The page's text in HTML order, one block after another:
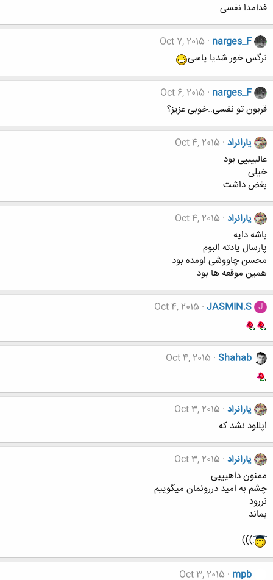
فدامدا نفسی
narges_F
Oct 7, 2015
نرگس خور شدیا یاسی
narges_F
Oct 6, 2015
قربون تو نفسی..خوبی عزیز؟
یارانراد Oct 4, 2015
عالییییی بود
خیلی
بغض داشت
یارانراد Oct 4, 2015
باشه دایه
پارسال یادته البوم
محسن چاووشی اومده بود
همین موقعه ها بود
J
JASMIN.S
Oct 4, 2015
Shahab
Oct 4, 2015
یارانراد Oct 3, 2015
اپللود نشد که
یارانراد Oct 3, 2015
ممنون داهیییی
چشم به امید دررونمان میگوییم
نررود
بماند
)))
mpb
Oct 3, 2015